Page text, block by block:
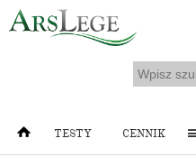
TESTY CENNIK